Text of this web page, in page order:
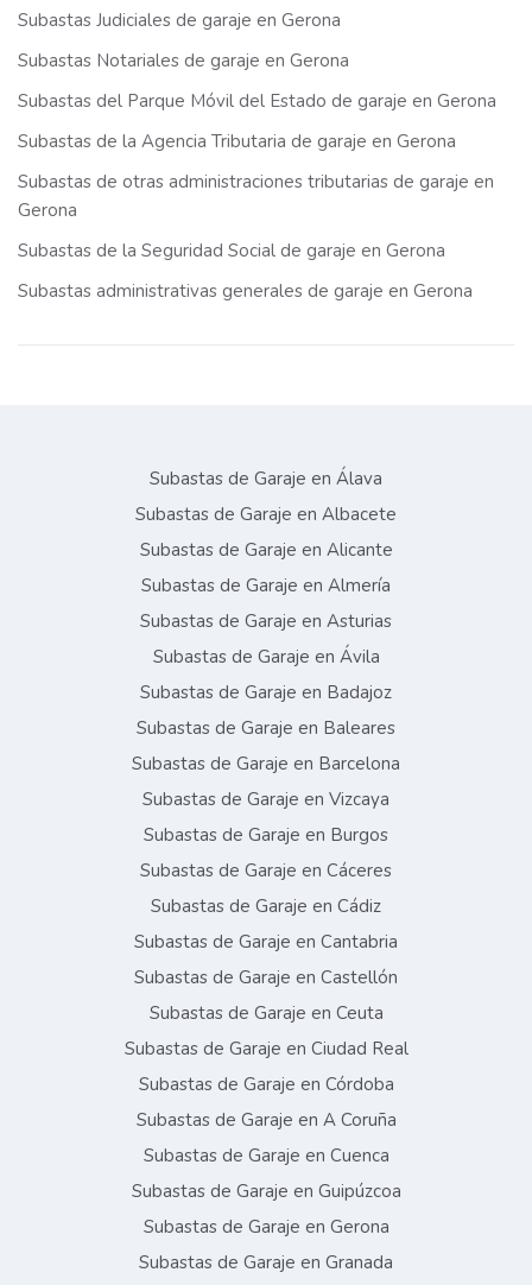
Subastas Judiciales de garaje en Gerona
Subastas Notariales de garaje en Gerona
Subastas del Parque Móvil del Estado de garaje en Gerona
Subastas de la Agencia Tributaria de garaje en Gerona
Subastas de otras administraciones tributarias de garaje en
Gerona
Subastas de la Seguridad Social de garaje en Gerona
Subastas administrativas generales de garaje en Gerona
Subastas de Garaje en Álava
Subastas de Garaje en Albacete
Subastas de Garaje en Alicante
Subastas de Garaje en Almería
Subastas de Garaje en Asturias
Subastas de Garaje en Ávila
Subastas de Garaje en Badajoz
Subastas de Garaje en Baleares
Subastas de Garaje en Barcelona
Subastas de Garaje en Vizcaya
Subastas de Garaje en Burgos
Subastas de Garaje en Cáceres
Subastas de Garaje en Cádiz
Subastas de Garaje en Cantabria
Subastas de Garaje en Castellón
Subastas de Garaje en Ceuta
Subastas de Garaje en Ciudad Real
Subastas de Garaje en Córdoba
Subastas de Garaje en A Coruña
Subastas de Garaje en Cuenca
Subastas de Garaje en Guipúzcoa
Subastas de Garaje en Gerona
Subastas de Garaje en Granada